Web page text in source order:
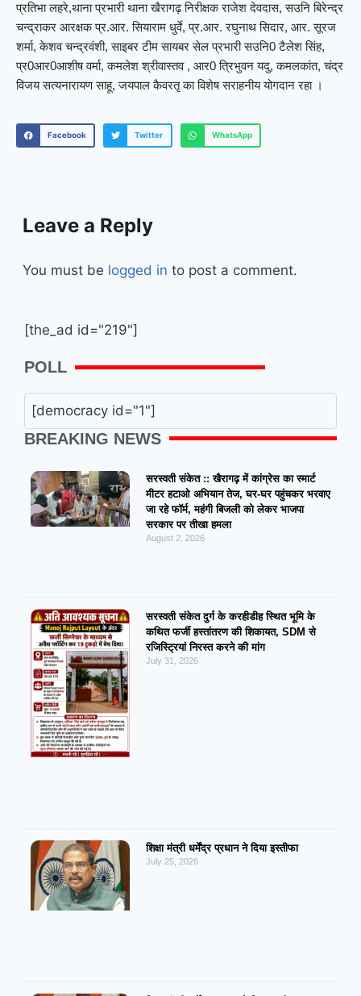
प्रतिभा लहरे,थाना प्रभारी थाना खैरागढ़ निरीक्षक राजेश देवदास, सउनि बिरेन्द्र
चन्द्राकर आरक्षक प्र.आर. सियाराम धुर्वे, प्र.आर. रघुनाथ सिदार, आर. सूरज
शर्मा, केशव चन्द्रवंशी, साइबर टीम सायबर सेल प्रभारी सउनि0 टैलेश सिंह,
प्र0आर0आशीष वर्मा, कमलेश श्रीवास्तव , आर0 त्रिभुवन यदु, कमलकांत, चंद्र
विजय सत्यनारायण साहू, जयपाल कैवरतृ का विशेष सराहनीय योगदान रहा ।
Facebook Twitter WhatsApp
Leave a Reply
You must be logged in to post a comment.
[the_ad id="219"]
POLL
[democracy id="1"]
BREAKING NEWS
सरस्वती संकेत :: खैरागढ़ में कांग्रेस का स्मार्ट
मीटर हटाओ अभियान तेज, घर-घर पहुंचकर भरवाए
जा रहे फॉर्म, महंगी बिजली को लेकर भाजपा
सरकार पर तीखा हमला
August 2, 2026
सरस्वती संकेत दुर्ग के करहीडीह स्थित भूमि के
कथित फर्जी हस्तांतरण की शिकायत, SDM से
रजिस्ट्रियां निरस्त करने की मांग
July 31, 2026
शिक्षा मंत्री धर्मेंद्र प्रधान ने दिया इस्तीफा
July 25, 2026